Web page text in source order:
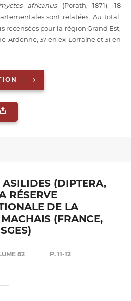
africanus(Porath, 1871). 18
sont relatées. Au total,
recensées pour la région Grand Est,
Ardenne, 37 en ex-Lorraine et 31 en
(DIPTERA,
RÉSERVE
DE LA
(FRANCE,
82 P. 11-12